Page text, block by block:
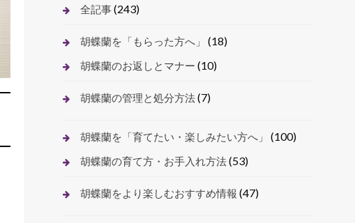
全記事(243)
胡蝶蘭を「もらった方へ」 (18)
胡蝶蘭のお返しとマナー (10)
胡蝶蘭の管理と処分方法(7)
胡蝶蘭を「育てたい・楽しみたい方へ」 (100)
胡蝶蘭の育て方・お手入れ方法(53)
胡蝶蘭をより楽しむおすすめ情報 (47)